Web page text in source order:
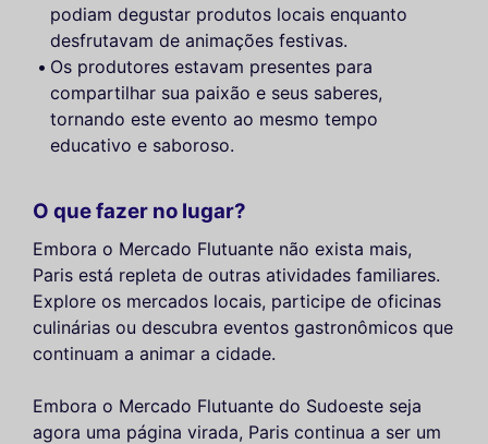
podiam degustar produtos locais enquanto
desfrutavam de animações festivas.
Os produtores estavam presentes para
compartilhar sua paixão e seus saberes,
tornando este evento ao mesmo tempo
educativo e saboroso.
O que fazer no lugar?
Embora o Mercado Flutuante não exista mais,
Paris está repleta de outras atividades familiares.
Explore os mercados locais, participe de oficinas
culinárias ou descubra eventos gastronômicos que
continuam a animar a cidade.
Embora o Mercado Flutuante do Sudoeste seja
agora uma página virada, Paris continua a ser um